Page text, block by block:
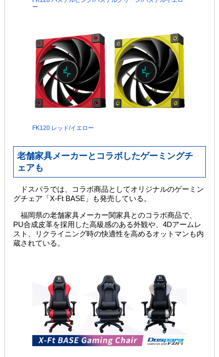
ー
FK120 レッド/イエロー
老舗家具メーカーとコラボしたゲーミングチ
ェアも
ドスパラでは、コラボ商品としてオリジナルのゲーミン
グチェア「X-Ft BASE」も発売している。
福岡県の老舗家具メーカー関家具とのコラボ商品で、
PU合成皮革を採用した高級感のある外観や、4Dアームレ
スト、リクライニング時の快適性を高めるオットマンも内
蔵されている。